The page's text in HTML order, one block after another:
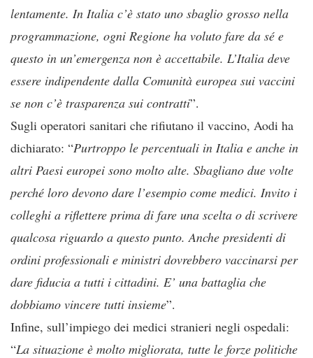
lentamente. In Italia c’è stato uno sbaglio grosso nella
programmazione, ogni Regione ha voluto fare da sé e
questo in un’emergenza non è accettabile. L’Italia deve
essere indipendente dalla Comunità europea sui vaccini
se non c’è trasparenza sui contratti”.
Sugli operatori sanitari che rifiutano il vaccino, Aodi ha
dichiarato: “Purtroppo le percentuali in Italia e anche in
altri Paesi europei sono molto alte. Sbagliano due volte
perché loro devono dare l’esempio come medici. Invito i
colleghi a riflettere prima di fare una scelta o di scrivere
qualcosa riguardo a questo punto. Anche presidenti di
ordini professionali e ministri dovrebbero vaccinarsi per
dare fiducia a tutti i cittadini. E’ una battaglia che
dobbiamo vincere tutti insieme”.
Infine, sull’impiego dei medici stranieri negli ospedali:
“La situazione è molto migliorata, tutte le forze politiche